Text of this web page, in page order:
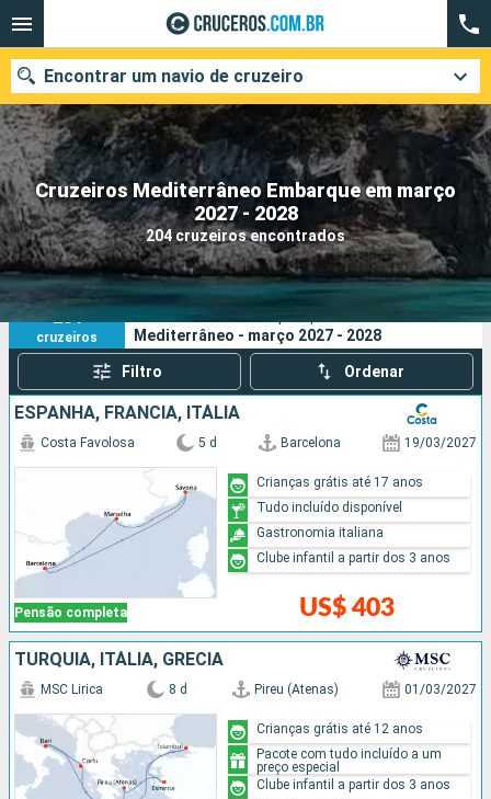
Cruzeiros Mediterrâneo Embarque em março
2027 - 2028
204 cruzeiros encontrados
Encontrar um navio de cruzeiro
Quando ir?
Data de partida
Cidades Companhias
Pesquisar
204
cruzeiros
Mediterrâneo - março 2027 - 2028
Filtro Ordenar
ESPANHA, FRANCIA, ITÁLIA
Pensão completa
Costa Favolosa 5 d Barcelona 19/03/2027
US$ 403
Crianças grátis até 17 anos
Tudo incluído disponível
Gastronomia italiana
Clube infantil a partir dos 3 anos
TURQUIA, ITÁLIA, GRÉCIA
MSC Lirica 8 d Pireu (Atenas) 01/03/2027
Crianças grátis até 12 anos
Pacote com tudo incluído a um
preço especial
Clube infantil a partir dos 3 anos